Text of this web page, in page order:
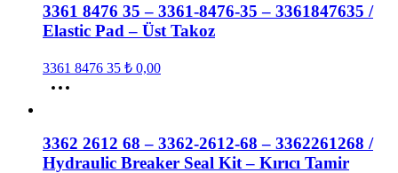
3361 8476 35 – 3361-8476-35 – 3361847635 /
Elastic Pad – Üst Takoz
3361 8476 35 ₺ 0,00
3362 2612 68 – 3362-2612-68 – 3362261268 /
Hydraulic Breaker Seal Kit – Kırıcı Tamir